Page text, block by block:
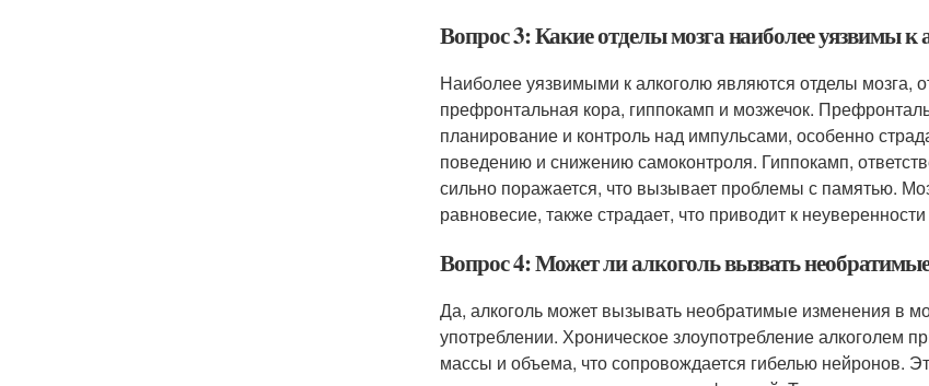
Вопрос 3: Какие отделы мозга наиболее уязвимы к
Наиболее уязвимыми к алкоголю являются отделы мозга,
префронтальная кора, гиппокамп и мозжечок.
планирование и контроль над импульсами, особенно
поведению и снижению самоконтроля. Гиппокамп,
сильно поражается, что вызывает проблемы с памятью.
равновесие, также страдает, что приводит к
Вопрос 4: Может ли алкоголь вызвать
Да, алкоголь может вызывать необратимые изменения в
употреблении. Хроническое злоупотребление алкоголем
массы и объема, что сопровождается гибелью нейронов.